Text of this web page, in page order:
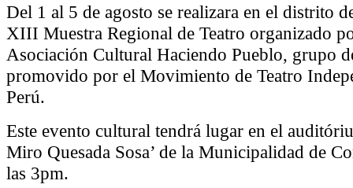
Del 1 al 5 de agosto se realizara en el distrito
XIII Muestra Regional de Teatro organizado
Asociación Cultural Haciendo Pueblo, grupo
promovido por el Movimiento de Teatro
Perú.
Este evento cultural tendrá lugar en el
Miro Quesada Sosa’ de la Municipalidad de
las 3pm.